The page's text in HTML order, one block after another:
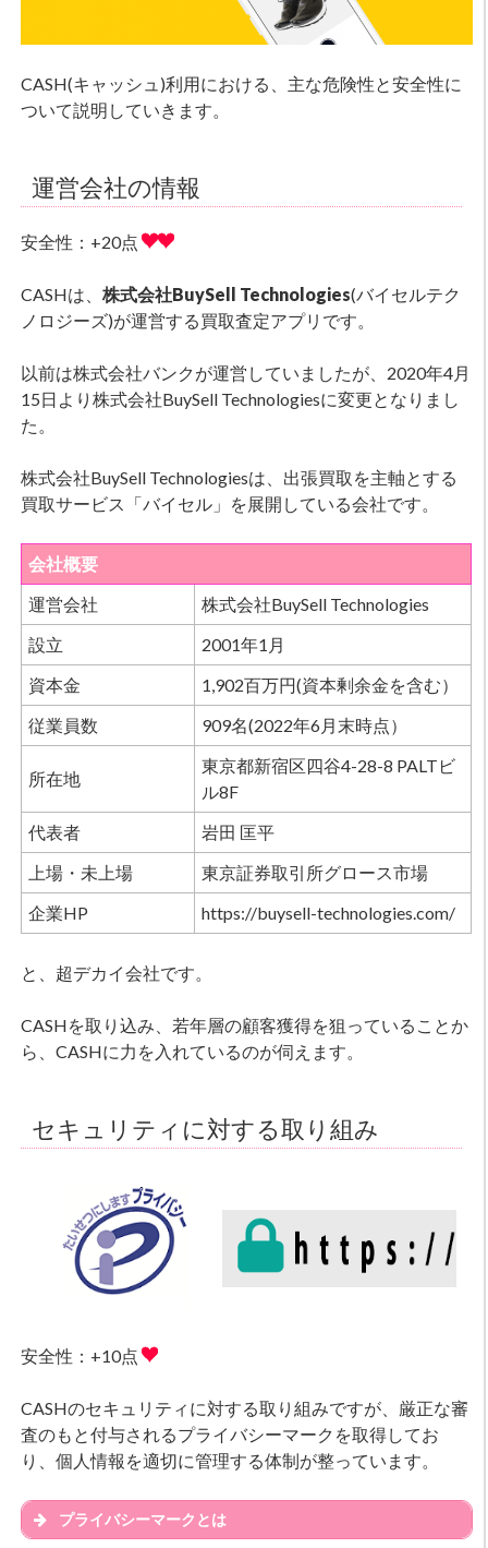
CASH(キャッシュ)利用における、主な危険性と安全性に
ついて説明していきます。
運営会社の情報
安全性：+20点
CASHは、 株式会社BuySell Technologies(バイセルテク
ノロジーズ)が運営する買取査定アプリです。
以前は株式会社バンクが運営していましたが、2020年4月
15日より株式会社BuySell Technologiesに変更となりまし
た。
株式会社BuySell Technologiesは、出張買取を主軸とする
買取サービス「バイセル」を展開している会社です。
会社概要
運営会社
株式会社BuySell Technologies
設立
2001年1月
資本金
1,902百万円(資本剰余金を含む）
従業員数
909名(2022年6月末時点）
所在地
東京都新宿区四谷4-28-8 PALTビ
ル8F
代表者
岩田 匡平
上場・未上場
東京証券取引所グロース市場
企業HP
https://buysell-technologies.com/
と、超デカイ会社です。
CASHを取り込み、若年層の顧客獲得を狙っていることか
ら、CASHに力を入れているのが伺えます。
セキュリティに対する取り組み
安全性：+10点
CASHのセキュリティに対する取り組みですが、厳正な審
査のもと付与されるプライバシーマークを取得してお
り、個人情報を適切に管理する体制が整っています。
プライバシーマークとは